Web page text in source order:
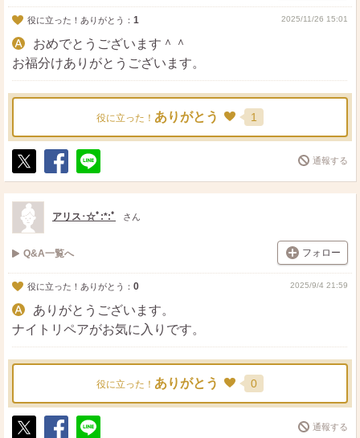
役に立った！ありがとう： 1 2025/11/26 15:01
おめでとうございます＾＾
お福分けありがとうございます。
役に立った！ ありがとう 1
ポ
ス
ト
シ
ェ
送
る
通報する
アリス･☆ﾟ:*:ﾟ さん
Q&A一覧へ フォロー
役に立った！ありがとう： 0 2025/9/4 21:59
ありがとうございます。
ナイトリペアがお気に入りです。
役に立った！ ありがとう 0
通報する